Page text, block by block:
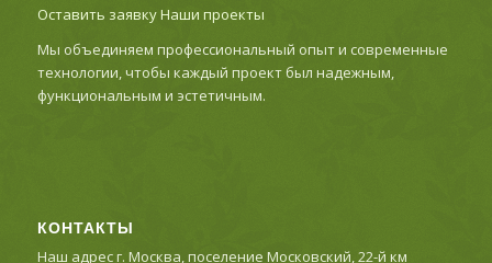
Оставить заявкуНаши проекты
Мы объединяем профессиональный опыт и современные
технологии, чтобы каждый проект был надежным,
функциональным и эстетичным.
КОНТАКТЫ
Наш адрес г. Москва, поселение Московский, 22-й км